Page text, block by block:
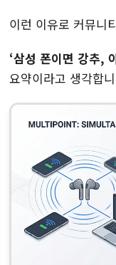
이런 이유로 커뮤니
‘삼성 폰이면 강추,
요약이라고 생각합